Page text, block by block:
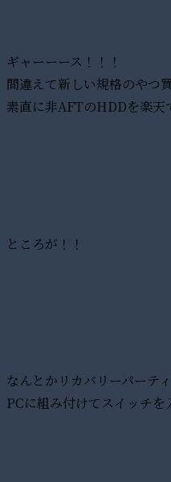
ギャーーース！！！
間違えて新しい規格のやつ
素直に非AFTのHDDを楽天
ところが！！
なんとかリカバリーパーテ
PCに組み付けてスイッチを